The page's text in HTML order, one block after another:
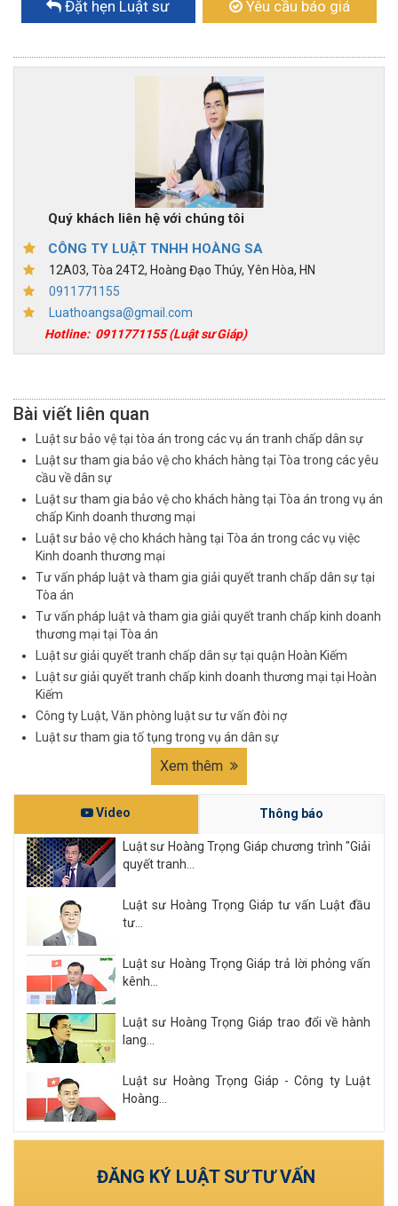
Đặt hẹn Luật sư Yêu cầu báo giá
Quý khách liên hệ với chúng tôi
CÔNG TY LUẬT TNHH HOÀNG SA
12A03, Tòa 24T2, Hoàng Đạo Thúy, Yên Hòa, HN
0911771155
Luathoangsa@gmail.com
Hotline: 0911771155(Luật sư Giáp)
Bài viết liên quan
Luật sư bảo vệ tại tòa án trong các vụ án tranh chấp dân sự
Luật sư tham gia bảo vệ cho khách hàng tại Tòa trong các yêu
cầu về dân sự
Luật sư tham gia bảo vệ cho khách hàng tại Tòa án trong vụ án
chấp Kinh doanh thương mại
Luật sư bảo vệ cho khách hàng tại Tòa án trong các vụ việc
Kinh doanh thương mại
Tư vấn pháp luật và tham gia giải quyết tranh chấp dân sự tại
Tòa án
Tư vấn pháp luật và tham gia giải quyết tranh chấp kinh doanh
thương mại tại Tòa án
Luật sư giải quyết tranh chấp dân sự tại quận Hoàn Kiếm
Luật sư giải quyết tranh chấp kinh doanh thương mại tại Hoàn
Kiếm
Công ty Luật, Văn phòng luật sư tư vấn đòi nợ
Luật sư tham gia tố tụng trong vụ án dân sự
Xem thêm
Video Thông báo
Luật sư Hoàng Trọng Giáp chương trình "Giải
quyết tranh...
Luật sư Hoàng Trọng Giáp tư vấn Luật đầu
tư...
Luật sư Hoàng Trọng Giáp trả lời phỏng vấn
kênh...
Luật sư Hoàng Trọng Giáp trao đổi về hành
lang...
Luật sư Hoàng Trọng Giáp - Công ty Luật
Hoàng...
Xem tất cả
ĐĂNG KÝ LUẬT SƯ TƯ VẤN